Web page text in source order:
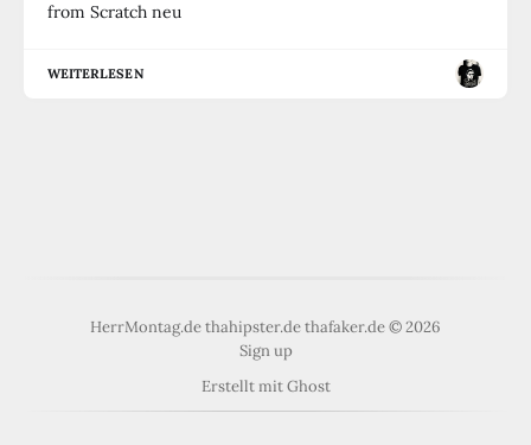
from Scratch neu
WEITERLESEN
HerrMontag.de thahipster.de thafaker.de © 2026
Sign up
Erstellt mitGhost